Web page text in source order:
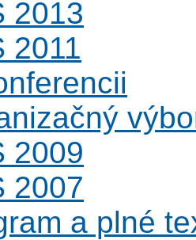
2013
2011
2009
2007
a plné